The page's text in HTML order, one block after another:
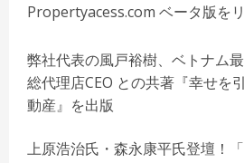
Propertyacess.com ベータ版を
弊社代表の風戸裕樹、ベトナム
総代理店CEO との共著『幸せを
動産』を出版
上原浩治氏・森永康平氏登壇！